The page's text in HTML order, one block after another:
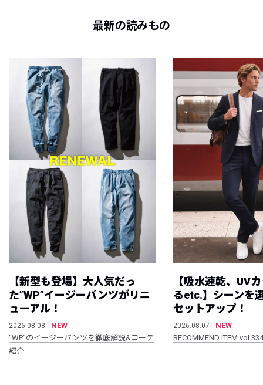
最新の読みもの
【新型も登場】大人気だっ
た”WP”イージーパンツがリニ
ューアル！
2026.08.08
NEW
“WP”のイージーパンツを徹底解説&コーデ
紹介
【吸水速乾、UV
るetc.】シーンを
セットアップ！
2026.08.07
NEW
RECOMMEND ITEM vol.334